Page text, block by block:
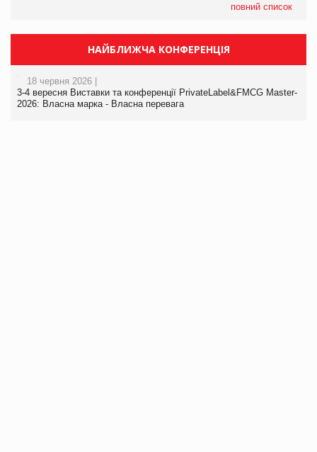
повний список
НАЙБЛИЖЧА КОНФЕРЕНЦІЯ
18 червня 2026 |
3-4 вересня Виставки та конференції PrivateLabel&FMCG Master-
2026: Власна марка - Власна перевага